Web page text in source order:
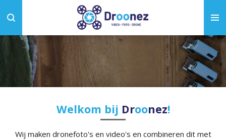
direct
naar
de
hoofdinhoud
Welkom bij Droonez!
Wij maken dronefoto's en video's en combineren dit met